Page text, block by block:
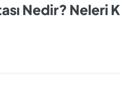
Nedir? Neleri